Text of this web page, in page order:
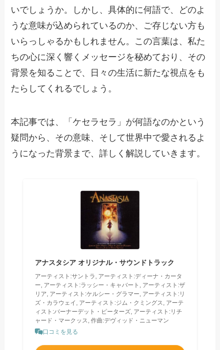
いでしょうか。しかし、具体的に何語で、どのよ
うな意味が込められているのか、ご存じない方も
いらっしゃるかもしれません。この言葉は、私た
ちの心に深く響くメッセージを秘めており、その
背景を知ることで、日々の生活に新たな視点をも
たらしてくれるでしょう。
本記事では、「ケセラセラ」が何語なのかという
疑問から、その意味、そして世界中で愛されるよ
うになった背景まで、詳しく解説していきます。
アナスタシア オリジナル・サウンドトラック
アーティスト:サントラ, アーティスト:ディーナ・カータ
ー, アーティスト:ラッシー・キャバート, アーティスト:ザ
リア, アーティスト:ケルシー・グラマー, アーティスト:リ
ズ・カラウェイ, アーティスト:ジム・クミングス, アーテ
ィスト:バーナーデット・ピーターズ, アーティスト:リチ
ャード・マークッス, 作曲:デヴィッド・ニューマン
口コミを見る